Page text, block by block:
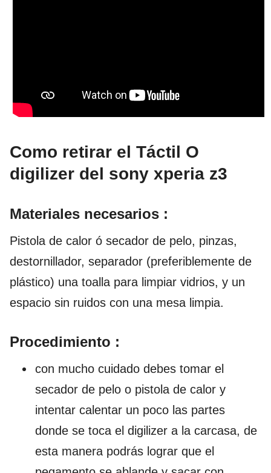
Como retirar el Táctil O
digilizer del sony xperia z3
Materiales necesarios :
Pistola de calor ó secador de pelo, pinzas,
destornillador, separador (preferiblemente de
plástico) una toalla para limpiar vidrios, y un
espacio sin ruidos con una mesa limpia.
Procedimiento :
con mucho cuidado debes tomar el
secador de pelo o pistola de calor y
intentar calentar un poco las partes
donde se toca el digilizer a la carcasa, de
esta manera podrás lograr que el